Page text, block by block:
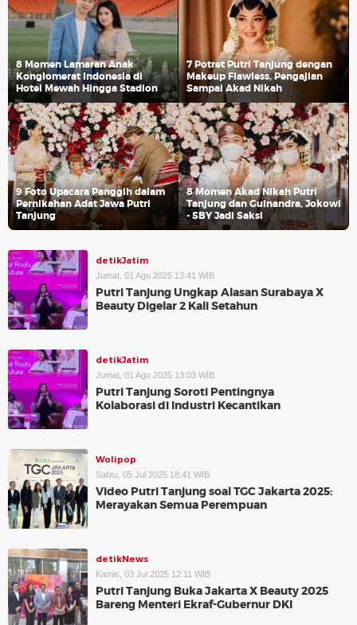
8 Momen Lamaran Anak
Konglomerat Indonesia di
Hotel Mewah Hingga Stadion
7 Potret Putri Tanjung dengan
Makeup Flawless, Pengajian
Sampai Akad Nikah
9 Foto Upacara Panggih dalam
Pernikahan Adat Jawa Putri
Tanjung
8 Momen Akad Nikah Putri
Tanjung dan Guinandra, Jokowi
- SBY Jadi Saksi
detikJatim
Jumat, 01 Agu 2025 13:41 WIB
Putri Tanjung Ungkap Alasan Surabaya X
Beauty Digelar 2 Kali Setahun
detikJatim
Jumat, 01 Agu 2025 13:03 WIB
Putri Tanjung Soroti Pentingnya
Kolaborasi di Industri Kecantikan
Wolipop
Sabtu, 05 Jul 2025 18:41 WIB
Video Putri Tanjung soal TGC Jakarta 2025:
Merayakan Semua Perempuan
detikNews
Kamis, 03 Jul 2025 12:11 WIB
Putri Tanjung Buka Jakarta X Beauty 2025
Bareng Menteri Ekraf-Gubernur DKI